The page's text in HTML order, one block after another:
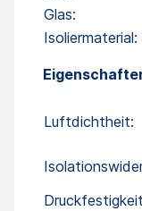
Glas:
Isoliermaterial:
Luftdichtheit: